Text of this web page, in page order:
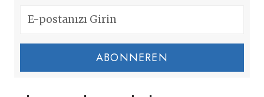
ABONNEREN